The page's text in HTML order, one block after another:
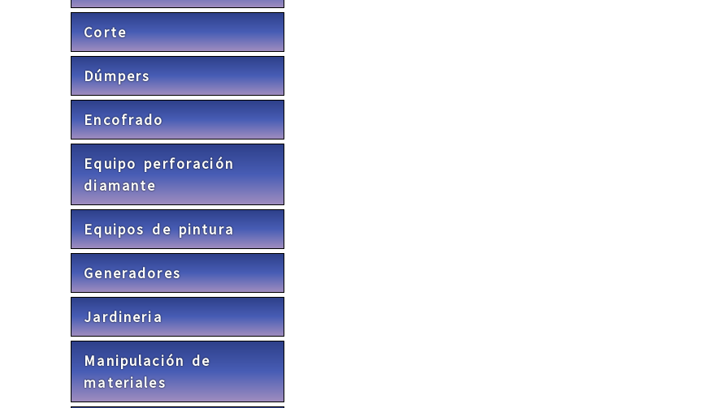
Corte
Dúmpers
Encofrado
Equipo perforación
diamante
Equipos de pintura
Generadores
Jardineria
Manipulación de
materiales